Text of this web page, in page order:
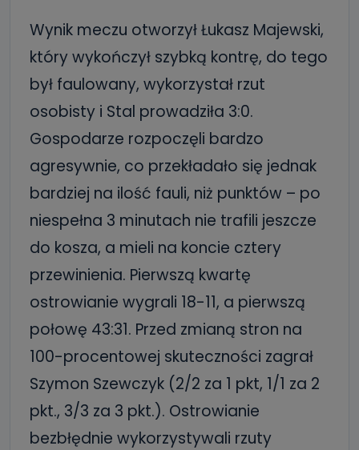
Wynik meczu otworzył Łukasz Majewski,
który wykończył szybką kontrę, do tego
był faulowany, wykorzystał rzut
osobisty i Stal prowadziła 3:0.
Gospodarze rozpoczęli bardzo
agresywnie, co przekładało się jednak
bardziej na ilość fauli, niż punktów – po
niespełna 3 minutach nie trafili jeszcze
do kosza, a mieli na koncie cztery
przewinienia. Pierwszą kwartę
ostrowianie wygrali 18-11, a pierwszą
połowę 43:31. Przed zmianą stron na
100-procentowej skuteczności zagrał
Szymon Szewczyk (2/2 za 1 pkt, 1/1 za 2
pkt., 3/3 za 3 pkt.). Ostrowianie
bezbłędnie wykorzystywali rzuty